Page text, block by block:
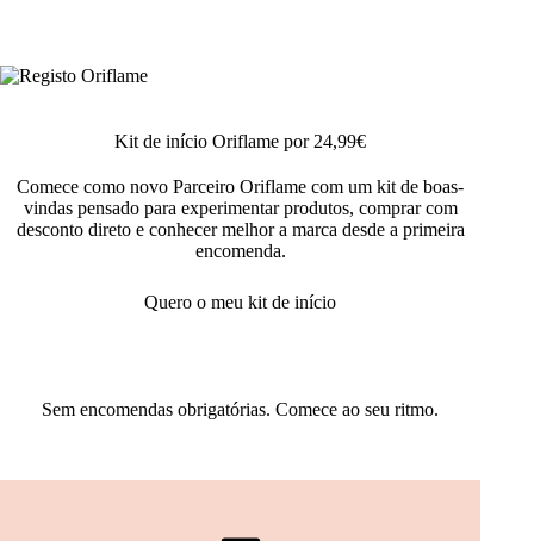
Kit de início Oriflame por 24,99€
Comece como novo Parceiro Oriflame com um kit de boas-
vindas pensado para experimentar produtos, comprar com
desconto direto e conhecer melhor a marca desde a primeira
encomenda.
Quero o meu kit de início
Sem encomendas obrigatórias. Comece ao seu ritmo.